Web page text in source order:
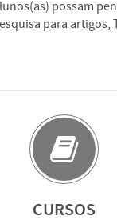
possam
para artigos,
CURSOS